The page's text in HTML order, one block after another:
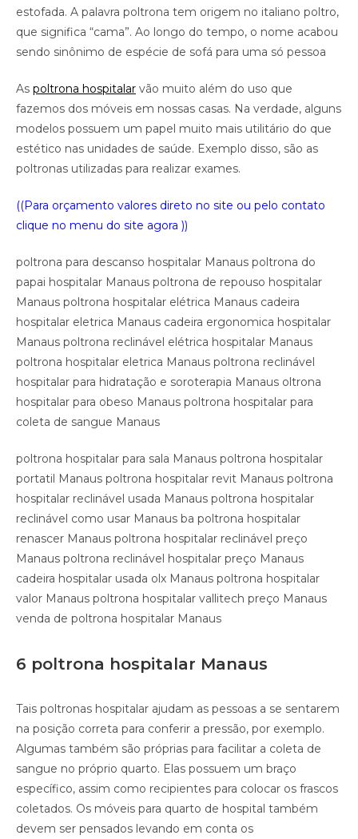
estofada. A palavra poltrona tem origem no italiano poltro,
que significa “cama”. Ao longo do tempo, o nome acabou
sendo sinônimo de espécie de sofá para uma só pessoa
As poltrona hospitalar vão muito além do uso que
fazemos dos móveis em nossas casas. Na verdade, alguns
modelos possuem um papel muito mais utilitário do que
estético nas unidades de saúde. Exemplo disso, são as
poltronas utilizadas para realizar exames.
((Para orçamento valores direto no site ou pelo contato
clique no menu do site agora ))
poltrona para descanso hospitalar Manaus poltrona do
papai hospitalar Manaus poltrona de repouso hospitalar
Manaus poltrona hospitalar elétrica Manaus cadeira
hospitalar eletrica Manaus cadeira ergonomica hospitalar
Manaus poltrona reclinável elétrica hospitalar Manaus
poltrona hospitalar eletrica Manaus poltrona reclinável
hospitalar para hidratação e soroterapia Manaus oltrona
hospitalar para obeso Manaus poltrona hospitalar para
coleta de sangue Manaus
poltrona hospitalar para sala Manaus poltrona hospitalar
portatil Manaus poltrona hospitalar revit Manaus poltrona
hospitalar reclinável usada Manaus poltrona hospitalar
reclinável como usar Manaus ba poltrona hospitalar
renascer Manaus poltrona hospitalar reclinável preço
Manaus poltrona reclinável hospitalar preço Manaus
cadeira hospitalar usada olx Manaus poltrona hospitalar
valor Manaus poltrona hospitalar vallitech preço Manaus
venda de poltrona hospitalar Manaus
6 poltrona hospitalar Manaus
Tais poltronas hospitalar ajudam as pessoas a se sentarem
na posição correta para conferir a pressão, por exemplo.
Algumas também são próprias para facilitar a coleta de
sangue no próprio quarto. Elas possuem um braço
específico, assim como recipientes para colocar os frascos
coletados. Os móveis para quarto de hospital também
devem ser pensados levando em conta os